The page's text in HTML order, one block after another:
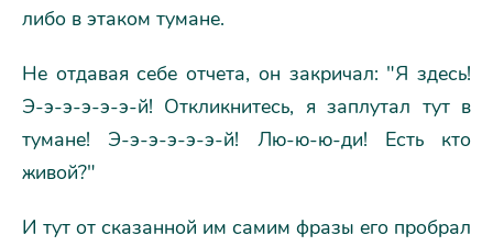
либо в этаком тумане.
Не отдавая себе отчета, он закричал: "Я здесь!
Э-э-э-э-э-э-й! Откликнитесь, я заплутал тут в
тумане! Э-э-э-э-э-э-й! Лю-ю-ю-ди! Есть кто
живой?"
И тут от сказанной им самим фразы его пробрал